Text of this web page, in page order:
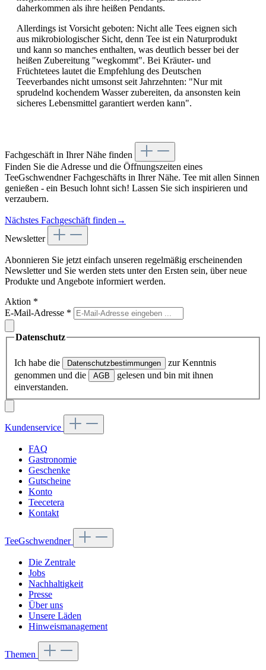
daherkommen als ihre heißen Pendants.
Allerdings ist Vorsicht geboten: Nicht alle Tees eignen sich
aus mikrobiologischer Sicht, denn Tee ist ein Naturprodukt
und kann so manches enthalten, was deutlich besser bei der
heißen Zubereitung "wegkommt". Bei Kräuter- und
Früchtetees lautet die Empfehlung des Deutschen
Teeverbandes nicht umsonst seit Jahrzehnten: "Nur mit
sprudelnd kochendem Wasser zubereiten, da ansonsten kein
sicheres Lebensmittel garantiert werden kann".
Fachgeschäft in Ihrer Nähe finden
Finden Sie die Adresse und die Öffnungszeiten eines
TeeGschwendner Fachgeschäfts in Ihrer Nähe. Tee mit allen Sinnen
genießen - ein Besuch lohnt sich! Lassen Sie sich inspirieren und
verzaubern.
Nächstes Fachgeschäft finden→
Newsletter
Abonnieren Sie jetzt einfach unseren regelmäßig erscheinenden
Newsletter und Sie werden stets unter den Ersten sein, über neue
Produkte und Angebote informiert werden.
Aktion *
E-Mail-Adresse *
Datenschutz
Ich habe die Datenschutzbestimmungen
zur Kenntnis
genommen und die
AGB
gelesen und bin mit ihnen
einverstanden.
Kundenservice
FAQ
Gastronomie
Geschenke
Gutscheine
Konto
Teecetera
Kontakt
TeeGschwendner
Die Zentrale
Jobs
Nachhaltigkeit
Presse
Über uns
Unsere Läden
Hinweismanagement
Themen